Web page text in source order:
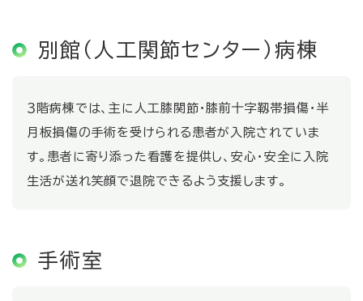
別館（人工関節センター）病棟
３階病棟では、主に人工膝関節・膝前十字靱帯損傷・半
月板損傷の手術を受けられる患者が入院されていま
す。患者に寄り添った看護を提供し、安心・安全に入院
生活が送れ笑顔で退院できるよう支援します。
手術室